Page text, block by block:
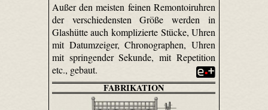
Außer den meisten feinen Remontoir­uhren
der verschiedensten Größe werden in
Glashütte auch komplizierte Stücke, Uhren
mit Datum­zeiger, Chronographen, Uhren
mit springender Sekunde, mit Repetition
etc., gebaut.
FABRIKATION